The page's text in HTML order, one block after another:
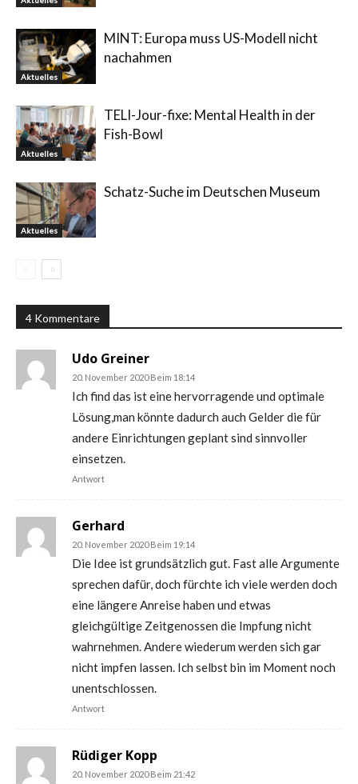
Aktuelles
MINT: Europa muss US-Modell nicht
nachahmen
Aktuelles
TELI-Jour-fixe: Mental Health in der
Fish-Bowl
Aktuelles
Schatz-Suche im Deutschen Museum
4 Kommentare
Udo Greiner
20. November 2020 Beim 18:14
Ich find das ist eine hervorragende und optimale
Lösung,man könnte dadurch auch Gelder die für
andere Einrichtungen geplant sind sinnvoller
einsetzen.
Antwort
Gerhard
20. November 2020 Beim 19:14
Die Idee ist grundsätzlich gut. Fast alle Argumente
sprechen dafür, doch fürchte ich viele werden doch
eine längere Anreise haben und etwas
gleichgültige Zeitgenossen die Impfung nicht
wahrnehmen. Andere wiederum werden sich gar
nicht impfen lassen. Ich selbst bin im Moment noch
unentschlossen.
Antwort
Rüdiger Kopp
20. November 2020 Beim 21:42